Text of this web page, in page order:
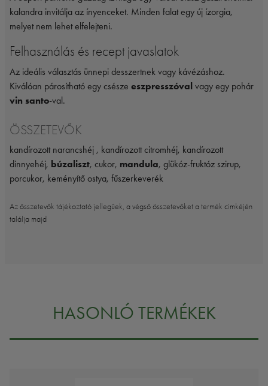
kalandra invitálja az ínyenceket. Minden falat egy új ízorgia,
melyet nem lehet elfelejteni.
Felhasználás és recept javaslatok
Az ideális választás ünnepi desszertnek vagy kávézáshoz.
Kiválóan párosítható egy csésze eszpresszóval vagy egy pohár
vin santo-val.
ÖSSZETEVŐK
kandírozott narancshéj , kandírozott citromhéj, kandírozott
dinnyehéj, búzaliszt, cukor, mandula, glükóz-fruktóz szirup,
porcukor, keményítő ostya, fűszerkeverék
Az összetevők tájékoztató jellegűek, a végső összetevőket a termék cimkéjén
találja majd
HASONLÓ TERMÉKEK